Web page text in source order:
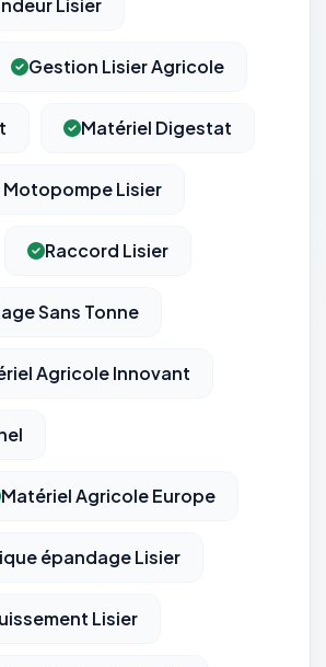
Lisier
Gestion Lisier Agricole
Matériel Digestat
Motopompe Lisier
Raccord Lisier
Sans Tonne
Agricole Innovant
Matériel Agricole Europe
épandage Lisier
Lisier